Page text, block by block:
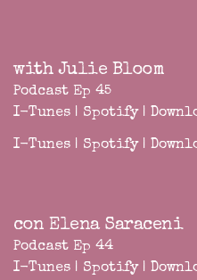
with Julie Bloom
Podcast Ep 45
I-Tunes | Spotify|
I-Tunes | Spotify|
con Elena Saraceni
Podcast Ep 44
I-Tunes | Spotify|